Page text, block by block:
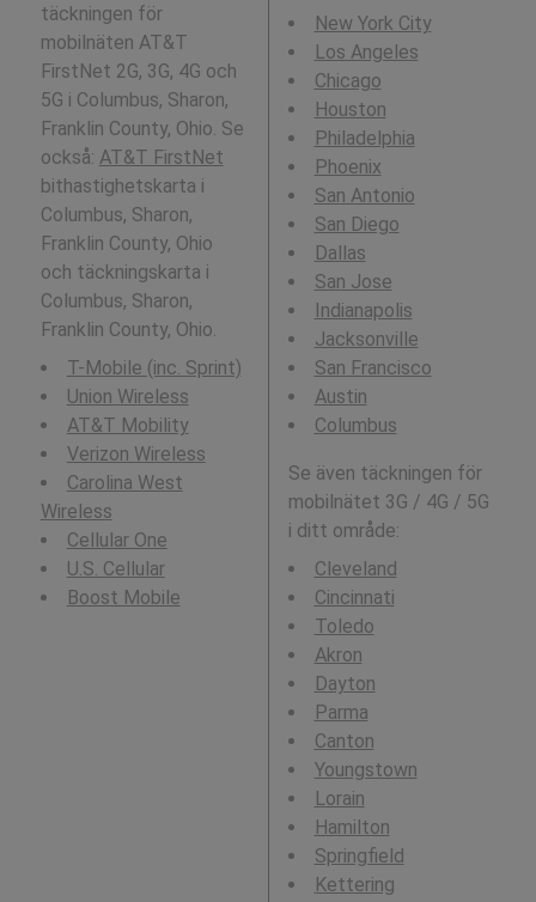
täckningen för
mobilnäten AT&T
FirstNet 2G, 3G, 4G och
5G i Columbus, Sharon,
Franklin County, Ohio. Se
också: AT&T FirstNet
bithastighetskarta i
Columbus, Sharon,
Franklin County, Ohio
och täckningskarta i
Columbus, Sharon,
Franklin County, Ohio.
T-Mobile (inc. Sprint)
Union Wireless
AT&T Mobility
Verizon Wireless
Carolina West
Wireless
Cellular One
U.S. Cellular
Boost Mobile
New York City
Los Angeles
Chicago
Houston
Philadelphia
Phoenix
San Antonio
San Diego
Dallas
San Jose
Indianapolis
Jacksonville
San Francisco
Austin
Columbus
Se även täckningen för
mobilnätet 3G / 4G / 5G
i ditt område:
Cleveland
Cincinnati
Toledo
Akron
Dayton
Parma
Canton
Youngstown
Lorain
Hamilton
Springfield
Kettering